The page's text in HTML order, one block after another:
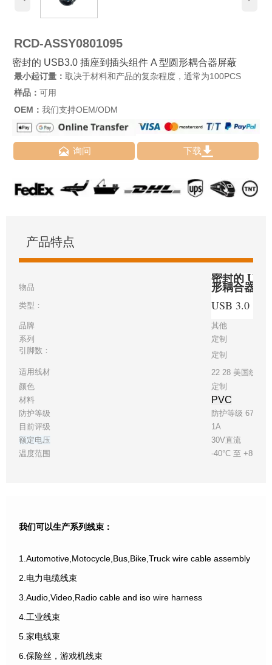
RCD-ASSY0801095
密封的 USB3.0 插座到插头组件 A 型圆形耦合器屏蔽
最小起订量： 取决于材料和产品的复杂程度，通常为100PCS
样品： 可用
OEM： 我们支持OEM/ODM
 询问 下载
产品特点
物品
密封的
形耦合器屏
类型： USB 3.0
品牌
其他
系列
定制
引脚数：
定制
适用线材
22 28 美国线规
颜色
定制
材料
PVC
防护等级
防护等级 67
目前评级
1A
额定电压
30V直流
温度范围
-40°C 至 +80°C
我们可以生产系列线束：
1.Automotive,Motocycle,Bus,Bike,Truck wire cable assembly
2.电力电缆线束
3.Audio,Video,Radio cable and iso wire harness
4.工业线束
5.家电线束
6.保险丝，游戏机线束